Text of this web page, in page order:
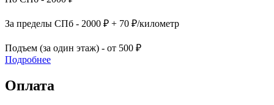
За пределы СПб - 2000 ₽ + 70 ₽/километр
Подъем (за один этаж) - от 500 ₽
Подробнее
Оплата